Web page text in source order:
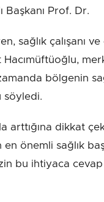
Başkanı Prof. Dr.
sağlık çalışanı ve
zamanda bölgenin
söyledi.
arttığına dikkat
önemli sağlık
bu ihtiyaca